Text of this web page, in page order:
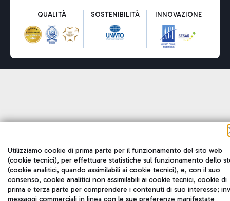
QUALITÀ SOSTENIBILITÀ INNOVAZIONE
Utilizziamo cookie di prima parte per il funzionamento del sito web
(cookie tecnici), per effettuare statistiche sul funzionamento dello
(cookie analitici, quando assimilabili ai cookie tecnici), e, con il suo
consenso, cookie analitici non assimilabili ai cookie tecnici, cookie di
prima e terza parte per comprendere i contenuti di suo interesse;
messaggi commerciali in linea con le sue preferenze manifestate